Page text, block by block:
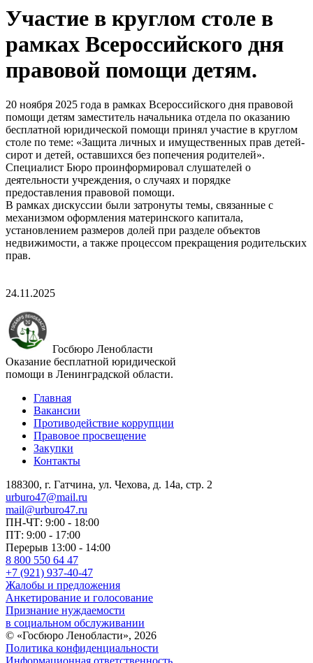
Участие в круглом столе в
рамках Всероссийского дня
правовой помощи детям.
20 ноября 2025 года в рамках Всероссийского дня правовой
помощи детям заместитель начальника отдела по оказанию
бесплатной юридической помощи принял участие в круглом
столе по теме: «Защита личных и имущественных прав детей-
сирот и детей, оставшихся без попечения родителей».
Специалист Бюро проинформировал слушателей о
деятельности учреждения, о случаях и порядке
предоставления правовой помощи.
В рамках дискуссии были затронуты темы, связанные с
механизмом оформления материнского капитала,
установлением размеров долей при разделе объектов
недвижимости, а также процессом прекращения родительских
прав.
24.11.2025
Госбюро Ленобласти
Оказание бесплатной юридической
помощи в Ленинградской области.
Главная
Вакансии
Противодействие коррупции
Правовое просвещение
Закупки
Контакты
188300, г. Гатчина, ул. Чехова, д. 14а, стр. 2
urburo47@mail.ru
mail@urburo47.ru
ПН-ЧТ: 9:00 - 18:00
ПТ: 9:00 - 17:00
Перерыв 13:00 - 14:00
8 800 550 64 47
+7 (921) 937-40-47
Жалобы и предложения
Анкетирование и голосование
Признание нуждаемости
в социальном обслуживании
© «Госбюро Ленобласти», 2026
Политика конфиденциальности
Информационная ответственность